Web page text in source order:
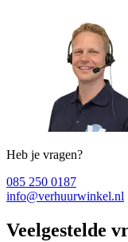
Heb je vragen?
085 250 0187
info@verhuurwinkel.nl
Veelgestelde